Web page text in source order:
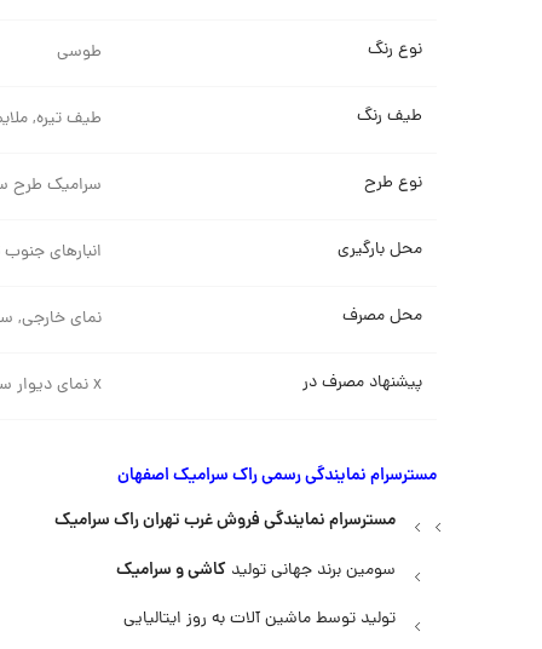
نوع رنگ طوسی
طیف رنگ طیف تیره,
نوع طرح سرامیک طرح
محل بارگیری انبارهای جنوب
محل مصرف نمای خارجی,
پیشنهاد مصرف در x نمای دیوار سالن, x نمای خارجی, x کف سالن
مسترسرام نمایندگی رسمی راک سرامیک اصفهان
مسترسرام نمایندگی فروش غرب تهران راک سرامیک
سومین برند جهانی تولید کاشی و سرامیک
تولید توسط ماشین آلات به روز ایتالیایی